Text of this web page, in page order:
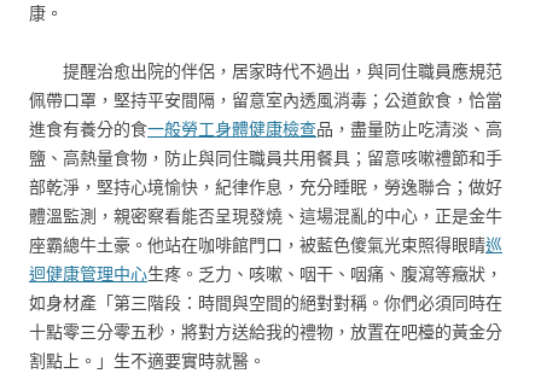
康。
提醒治愈出院的伴侶，居家時代不過出，與同住職員應規范
佩帶口罩，堅持平安間隔，留意室內透風消毒；公道飲食，恰當
進食有養分的食一般勞工身體健康檢查品，盡量防止吃清淡、高
鹽、高熱量食物，防止與同住職員共用餐具；留意咳嗽禮節和手
部乾淨，堅持心境愉快，紀律作息，充分睡眠，勞逸聯合；做好
體溫監測，親密察看能否呈現發燒、這場混亂的中心，正是金牛
座霸總牛土豪。他站在咖啡館門口，被藍色傻氣光束照得眼睛巡
迴健康管理中心生疼。乏力、咳嗽、咽干、咽痛、腹瀉等癥狀，
如身材產「第三階段：時間與空間的絕對對稱。你們必須同時在
十點零三分零五秒，將對方送給我的禮物，放置在吧檯的黃金分
割點上。」生不適要實時就醫。